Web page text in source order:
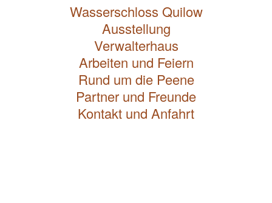
Wasserschloss Quilow
Ausstellung
Verwalterhaus
Arbeiten und Feiern
Rund um die Peene
Partner und Freunde
Kontakt und Anfahrt